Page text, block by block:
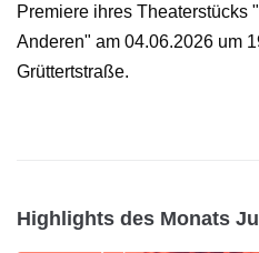
Premiere ihres Theaterstücks
Anderen" am 04.06.2026 um
Grüttertstraße.
Highlights des Monats